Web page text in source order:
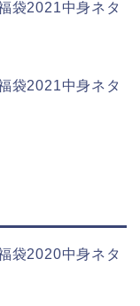
袋2021中身ネタ
袋2021中身ネタ
袋2020中身ネタ